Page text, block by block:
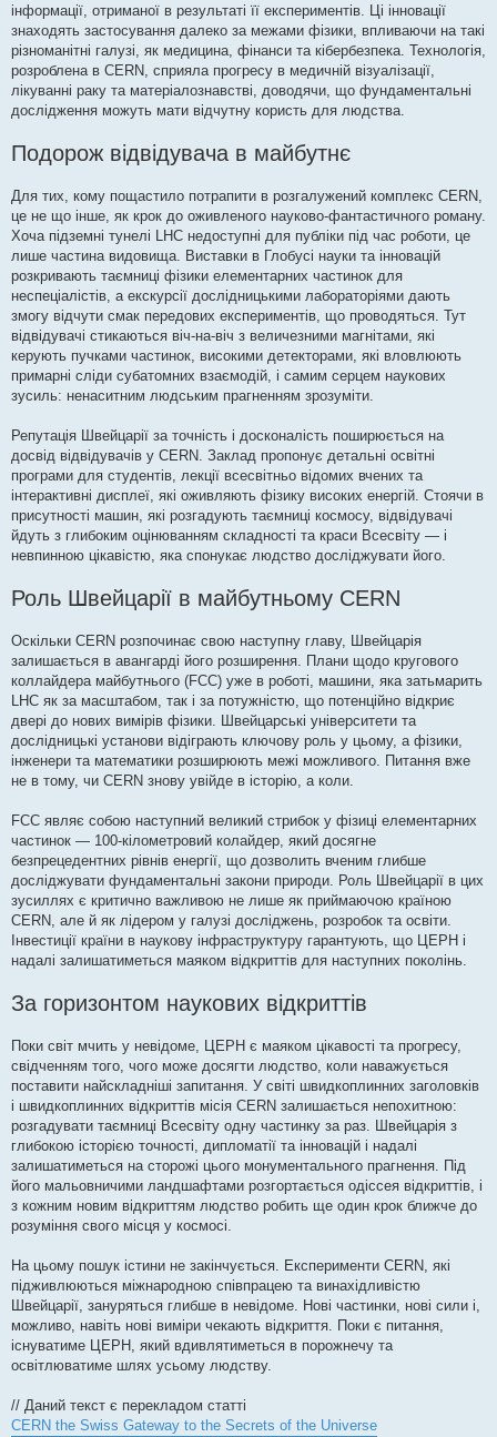
інформації, отриманої в результаті її експериментів. Ці інновації
знаходять застосування далеко за межами фізики, впливаючи на такі
різноманітні галузі, як медицина, фінанси та кібербезпека. Технологія,
розроблена в CERN, сприяла прогресу в медичній візуалізації,
лікуванні раку та матеріалознавстві, доводячи, що фундаментальні
дослідження можуть мати відчутну користь для людства.
Подорож відвідувача в майбутнє
Для тих, кому пощастило потрапити в розгалужений комплекс CERN,
це не що інше, як крок до оживленого науково-фантастичного роману.
Хоча підземні тунелі LHC недоступні для публіки під час роботи, це
лише частина видовища. Виставки в Глобусі науки та інновацій
розкривають таємниці фізики елементарних частинок для
неспеціалістів, а екскурсії дослідницькими лабораторіями дають
змогу відчути смак передових експериментів, що проводяться. Тут
відвідувачі стикаються віч-на-віч з величезними магнітами, які
керують пучками частинок, високими детекторами, які вловлюють
примарні сліди субатомних взаємодій, і самим серцем наукових
зусиль: ненаситним людським прагненням зрозуміти.
Репутація Швейцарії за точність і досконалість поширюється на
досвід відвідувачів у CERN. Заклад пропонує детальні освітні
програми для студентів, лекції всесвітньо відомих вчених та
інтерактивні дисплеї, які оживляють фізику високих енергій. Стоячи в
присутності машин, які розгадують таємниці космосу, відвідувачі
йдуть з глибоким оцінюванням складності та краси Всесвіту — і
невпинною цікавістю, яка спонукає людство досліджувати його.
Роль Швейцарії в майбутньому CERN
Оскільки CERN розпочинає свою наступну главу, Швейцарія
залишається в авангарді його розширення. Плани щодо кругового
коллайдера майбутнього (FCC) уже в роботі, машини, яка затьмарить
LHC як за масштабом, так і за потужністю, що потенційно відкриє
двері до нових вимірів фізики. Швейцарські університети та
дослідницькі установи відіграють ключову роль у цьому, а фізики,
інженери та математики розширюють межі можливого. Питання вже
не в тому, чи CERN знову увійде в історію, а коли.
FCC являє собою наступний великий стрибок у фізиці елементарних
частинок — 100-кілометровий колайдер, який досягне
безпрецедентних рівнів енергії, що дозволить вченим глибше
досліджувати фундаментальні закони природи. Роль Швейцарії в цих
зусиллях є критично важливою не лише як приймаючою країною
CERN, але й як лідером у галузі досліджень, розробок та освіти.
Інвестиції країни в наукову інфраструктуру гарантують, що ЦЕРН і
надалі залишатиметься маяком відкриттів для наступних поколінь.
За горизонтом наукових відкриттів
Поки світ мчить у невідоме, ЦЕРН є маяком цікавості та прогресу,
свідченням того, чого може досягти людство, коли наважується
поставити найскладніші запитання. У світі швидкоплинних заголовків
і швидкоплинних відкриттів місія CERN залишається непохитною:
розгадувати таємниці Всесвіту одну частинку за раз. Швейцарія з
глибокою історією точності, дипломатії та інновацій і надалі
залишатиметься на сторожі цього монументального прагнення. Під
його мальовничими ландшафтами розгортається одіссея відкриттів, і
з кожним новим відкриттям людство робить ще один крок ближче до
розуміння свого місця у космосі.
На цьому пошук істини не закінчується. Експерименти CERN, які
підживлюються міжнародною співпрацею та винахідливістю
Швейцарії, зануряться глибше в невідоме. Нові частинки, нові сили і,
можливо, навіть нові виміри чекають відкриття. Поки є питання,
існуватиме ЦЕРН, який вдивлятиметься в порожнечу та
освітлюватиме шлях усьому людству.
// Даний текст є перекладом статті
CERN the Swiss Gateway to the Secrets of the Universe